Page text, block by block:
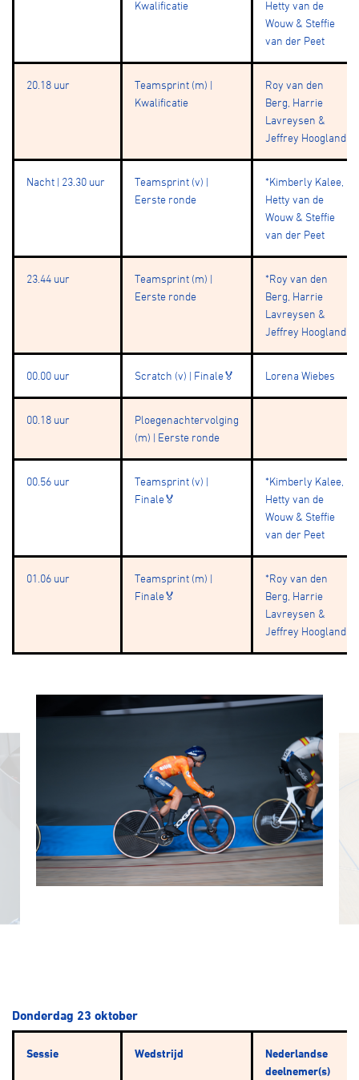
Kwalificatie
Hetty van de
Wouw & Steffie
van der Peet
20.18 uur
Teamsprint (m) |
Kwalificatie
Roy van den
Berg, Harrie
Lavreysen &
Jeffrey Hoogland
Nacht | 23.30 uur
Teamsprint (v) |
Eerste ronde
*Kimberly Kalee,
Hetty van de
Wouw & Steffie
van der Peet
23.44 uur
Teamsprint (m) |
Eerste ronde
*Roy van den
Berg, Harrie
Lavreysen &
Jeffrey Hoogland
00.00 uur Scratch (v) | Finale🏅 Lorena Wiebes
00.18 uur
Ploegenachtervolging
(m) | Eerste ronde
00.56 uur
Teamsprint (v) |
Finale🏅
*Kimberly Kalee,
Hetty van de
Wouw & Steffie
van der Peet
01.06 uur
Teamsprint (m) |
Finale🏅
*Roy van den
Berg, Harrie
Lavreysen &
Jeffrey Hoogland
Donderdag 23 oktober
Sessie Wedstrijd
Nederlandse
deelnemer(s)